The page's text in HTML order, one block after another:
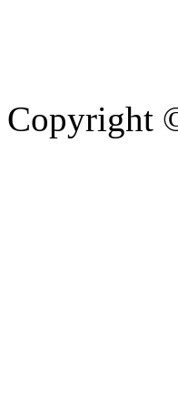
Copyright